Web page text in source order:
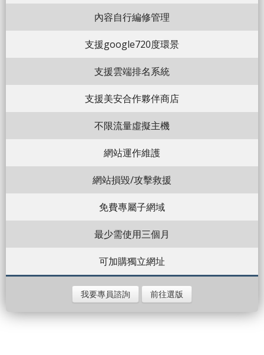
內容自行編修管理
支援google720度環景
支援雲端排名系統
支援美安合作夥伴商店
不限流量虛擬主機
網站運作維護
網站損毀/攻擊救援
免費專屬子網域
最少需使用三個月
可加購獨立網址
我要專員諮詢 前往選版